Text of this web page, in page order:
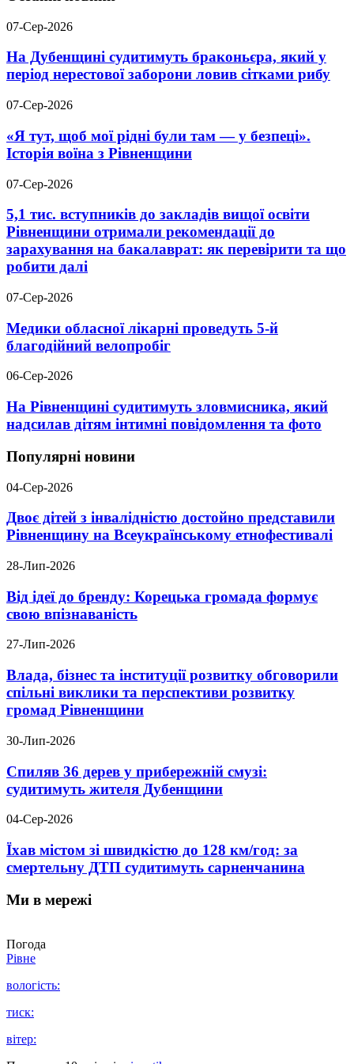
07-Сер-2026
На Дубенщині судитимуть браконьєра, який у
період нерестової заборони ловив сітками рибу
07-Сер-2026
«Я тут, щоб мої рідні були там — у безпеці».
Історія воїна з Рівненщини
07-Сер-2026
5,1 тис. вступників до закладів вищої освіти
Рівненщини отримали рекомендації до
зарахування на бакалаврат: як перевірити та що
робити далі
07-Сер-2026
Медики обласної лікарні проведуть 5-й
благодійний велопробіг
06-Сер-2026
На Рівненщині судитимуть зловмисника, який
надсилав дітям інтимні повідомлення та фото
Популярні новини
04-Сер-2026
Двоє дітей з інвалідністю достойно представили
Рівненщину на Всеукраїнському етнофестивалі
28-Лип-2026
Від ідеї до бренду: Корецька громада формує
свою впізнаваність
27-Лип-2026
Влада, бізнес та інституції розвитку обговорили
спільні виклики та перспективи розвитку
громад Рівненщини
30-Лип-2026
Спиляв 36 дерев у прибережній смузі:
судитимуть жителя Дубенщини
04-Сер-2026
Їхав містом зі швидкістю до 128 км/год: за
смертельну ДТП судитимуть сарненчанина
Ми в мережі
Погода
Рівне
вологість:
тиск:
вітер: